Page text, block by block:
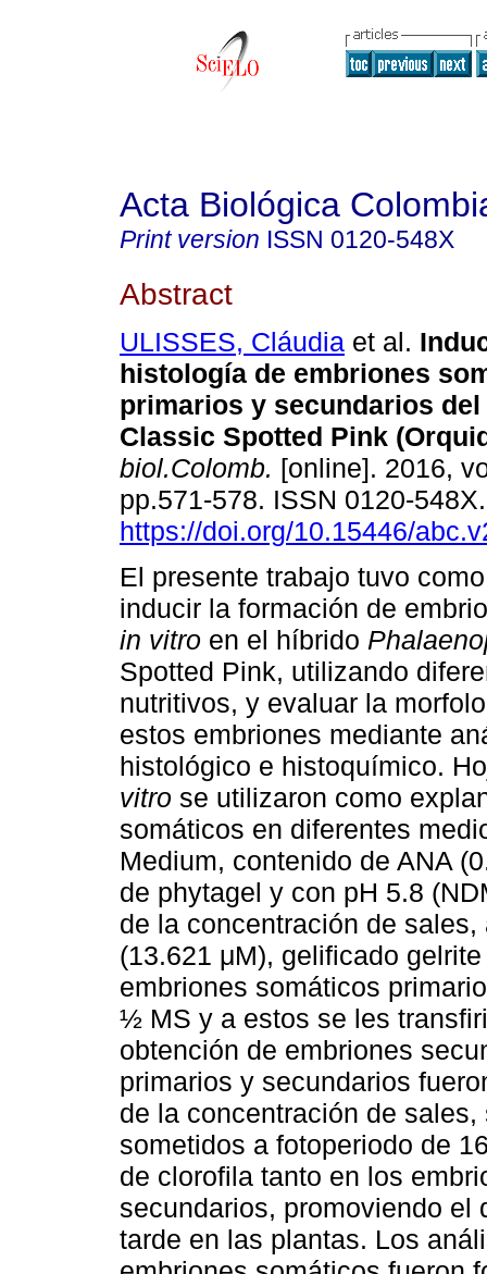
Acta Biológica
Print version ISSN 0120-548X
Abstract
ULISSES, Cláudia et al.
histología de embriones
primarios y secundarios
Classic Spotted Pink
biol.Colomb. [online]. 2016,
pp.571-578. ISSN 0120-
https://doi.org/10.15446/
El presente trabajo tuvo
inducir la formación de
in vitro en el híbrido
Spotted Pink, utilizando
nutritivos, y evaluar la
estos embriones mediante
histológico e histoquímico.
vitro se utilizaron como
somáticos en diferentes
Medium, contenido de ANA
de phytagel y con pH 5.8
de la concentración de
(13.621 μM), gelificado
embriones somáticos
½ MS y a estos se les
obtención de embriones
primarios y secundarios
de la concentración de
sometidos a fotoperiodo de
de clorofila tanto en los
secundarios, promoviendo el
tarde en las plantas. Los